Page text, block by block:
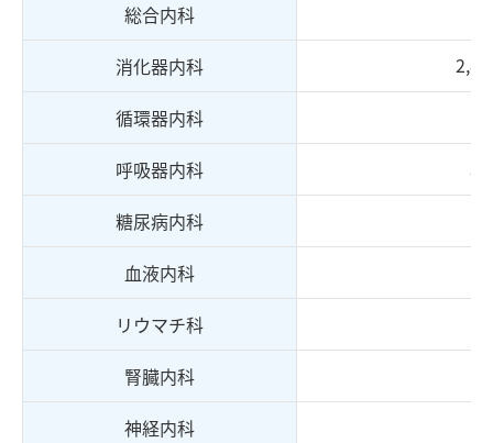
総合内科
消化器内科
循環器内科
呼吸器内科
糖尿病内科
血液内科
リウマチ科
腎臓内科
神経内科